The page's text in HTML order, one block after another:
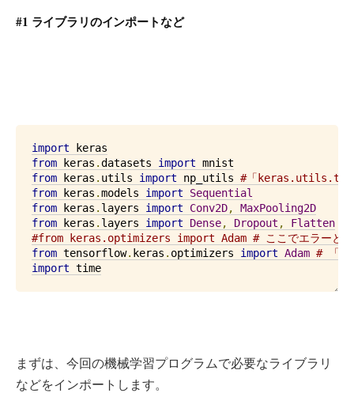
#1 ライブラリのインポートなど
import
from keras .datasets import
from keras . utils import np_utils #「
from keras .models import
Sequential
from keras . layers import Conv2D,
MaxPooling2D
from keras . layers import Dense, Dropout ,
Flatten
#from keras.optimizers import Adam # ここでエラーとな
from tensorflow. keras . optimizers import Adam # 「
import time
まずは、今回の機械学習プログラムで必要なライブラリ
などをインポートします。